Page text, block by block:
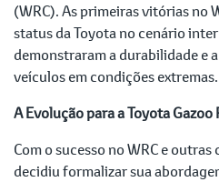
(WRC). As primeiras vitórias no
status da Toyota no cenário
demonstraram a durabilidade e
veículos em condições extremas.
A Evolução para a Toyota Gazoo
Com o sucesso no WRC e
decidiu formalizar sua